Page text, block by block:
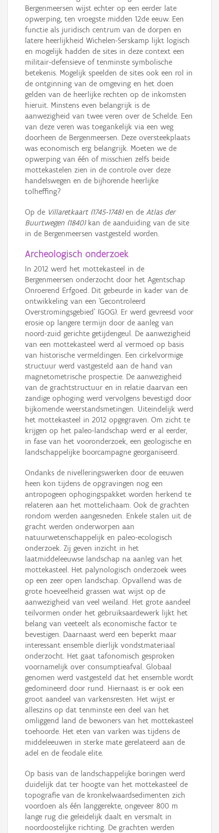
Bergenmeersen wijst echter op een eerder late
opwerping, ten vroegste midden 12de eeuw. Een
functie als juridisch centrum van de dorpen en
latere heerlijkheid Wichelen-Serskamp lijkt logisch
en mogelijk hadden de sites in deze context een
militair-defensieve of tenminste symbolische
betekenis. Mogelijk speelden de sites ook een rol in
de ontginning van de omgeving en het doen
gelden van de heerlijke rechten op de inkomsten
hieruit. Minstens even belangrijk is de
aanwezigheid van twee veren over de Schelde. Een
van deze veren was toegankelijk via een weg
doorheen de Bergenmeersen. Deze oversteekplaats
was economisch erg belangrijk. Moeten we de
opwerping van één of misschien zelfs beide
mottekastelen zien in de controle over deze
handelswegen en de bijhorende heerlijke
tolheffing?
Op de Villaretkaart (1745-1748)en de Atlas der
Buurtwegen (1840) kan de aanduiding van de site
in de Bergenmeersen vastgesteld worden.
Archeologisch onderzoek
In 2012 werd het mottekasteel in de
Bergenmeersen onderzocht door het Agentschap
Onroerend Erfgoed. Dit gebeurde in kader van de
ontwikkeling van een ‘Gecontroleerd
Overstromingsgebied’ (GOG). Er werd gevreesd voor
erosie op langere termijn door de aanleg van
noord-zuid gerichte getijdengeul. De aanwezigheid
van een mottekasteel werd al vermoed op basis
van historische vermeldingen. Een cirkelvormige
structuur werd vastgesteld aan de hand van
magnetometrische prospectie. De aanwezigheid
van de grachtstructuur en in relatie daarvan een
zandige ophoging werd vervolgens bevestigd door
bijkomende weerstandsmetingen. Uiteindelijk werd
het mottekasteel in 2012 opgegraven. Om zicht te
krijgen op het paleo-landschap werd er al eerder,
in fase van het vooronderzoek, een geologische en
landschappelijke boorcampagne georganiseerd.
Ondanks de nivelleringswerken door de eeuwen
heen kon tijdens de opgravingen nog een
antropogeen ophogingspakket worden herkend te
relateren aan het mottelichaam. Ook de grachten
rondom werden aangesneden. Enkele stalen uit de
gracht werden onderworpen aan
natuurwetenschappelijk en paleo-ecologisch
onderzoek. Zij geven inzicht in het
laatmiddeleeuwse landschap na aanleg van het
mottekasteel. Het palynologisch onderzoek wees
op een zeer open landschap. Opvallend was de
grote hoeveelheid grassen wat wijst op de
aanwezigheid van veel weiland. Het grote aandeel
teilvormen onder het gebruiksaardewerk lijkt het
belang van veeteelt als economische factor te
bevestigen. Daarnaast werd een beperkt maar
interessant ensemble dierlijk vondstmateriaal
onderzocht. Het gaat tafonomisch gesproken
voornamelijk over consumptieafval. Globaal
genomen werd vastgesteld dat het ensemble wordt
gedomineerd door rund. Hiernaast is er ook een
groot aandeel van varkensresten. Het wijst er
alleszins op dat tenminste een deel van het
omliggend land de bewoners van het mottekasteel
toehoorde. Het eten van varken was tijdens de
middeleeuwen in sterke mate gerelateerd aan de
adel en de feodale elite.
Op basis van de landschappelijke boringen werd
duidelijk dat ter hoogte van het mottekasteel de
topografie van de kronkelwaardsedimenten zich
voordoen als één langgerekte, ongeveer 800 m
lange rug die geleidelijk daalt en versmalt in
noordoostelijke richting. De grachten werden